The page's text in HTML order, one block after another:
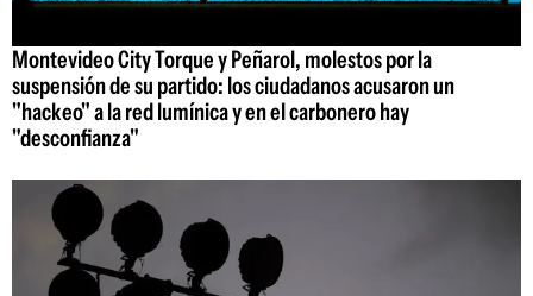
Montevideo City Torque y Peñarol, molestos por la
suspensión de su partido: los ciudadanos acusaron un
"hackeo" a la red lumínica y en el carbonero hay
"desconfianza"